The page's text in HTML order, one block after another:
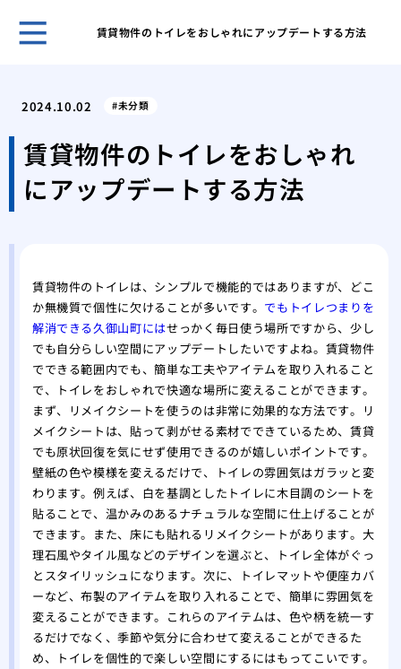
賃貸物件のトイレをおしゃれにアップデートする方法
高
2024.10.02 未分類
賃貸物件のトイレをおしゃれ
にアップデートする方法
賃貸物件のトイレは、シンプルで機能的ではありますが、どこ
か無機質で個性に欠けることが多いです。 でもトイレつまりを
解消できる久御山町にはせっかく毎日使う場所ですから、少し
でも自分らしい空間にアップデートしたいですよね。賃貸物件
でできる範囲内でも、簡単な工夫やアイテムを取り入れること
で、トイレをおしゃれで快適な場所に変えることができます。
まず、リメイクシートを使うのは非常に効果的な方法です。リ
メイクシートは、貼って剥がせる素材でできているため、賃貸
でも原状回復を気にせず使用できるのが嬉しいポイントです。
壁紙の色や模様を変えるだけで、トイレの雰囲気はガラッと変
わります。例えば、白を基調としたトイレに木目調のシートを
貼ることで、温かみのあるナチュラルな空間に仕上げることが
できます。また、床にも貼れるリメイクシートがあります。大
理石風やタイル風などのデザインを選ぶと、トイレ全体がぐっ
とスタイリッシュになります。次に、トイレマットや便座カバ
ーなど、布製のアイテムを取り入れることで、簡単に雰囲気を
変えることができます。これらのアイテムは、色や柄を統一す
るだけでなく、季節や気分に合わせて変えることができるた
め、トイレを個性的で楽しい空間にするにはもってこいです。